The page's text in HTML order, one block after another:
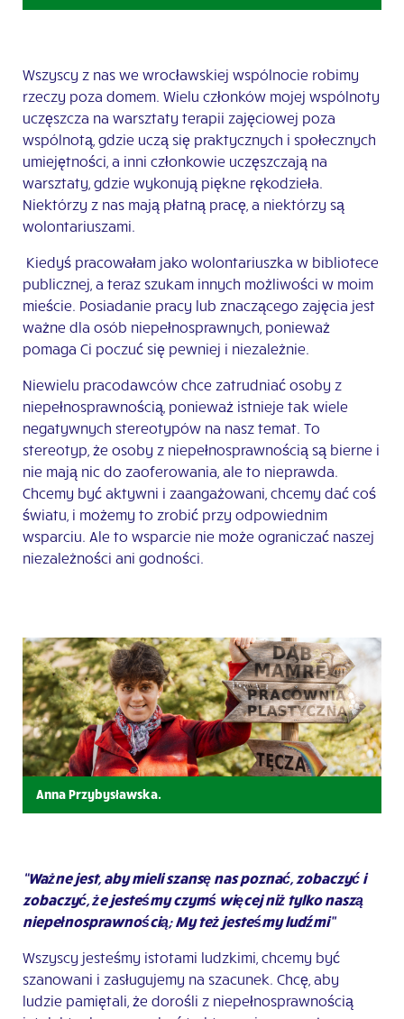
Wszyscy z nas we wrocławskiej wspólnocie robimy
rzeczy poza domem. Wielu członków mojej wspólnoty
uczęszcza na warsztaty terapii zajęciowej poza
wspólnotą, gdzie uczą się praktycznych i społecznych
umiejętności, a inni członkowie uczęszczają na
warsztaty, gdzie wykonują piękne rękodzieła.
Niektórzy z nas mają płatną pracę, a niektórzy są
wolontariuszami.
Kiedyś pracowałam jako wolontariuszka w bibliotece
publicznej, a teraz szukam innych możliwości w moim
mieście. Posiadanie pracy lub znaczącego zajęcia jest
ważne dla osób niepełnosprawnych, ponieważ
pomaga Ci poczuć się pewniej i niezależnie.
Niewielu pracodawców chce zatrudniać osoby z
niepełnosprawnością, ponieważ istnieje tak wiele
negatywnych stereotypów na nasz temat. To
stereotyp, że osoby z niepełnosprawnością są bierne i
nie mają nic do zaoferowania, ale to nieprawda.
Chcemy być aktywni i zaangażowani, chcemy dać coś
światu, i możemy to zrobić przy odpowiednim
wsparciu. Ale to wsparcie nie może ograniczać naszej
niezależności ani godności.
Anna Przybysławska.
“Ważne jest, aby mieli szansę nas poznać, zobaczyć i
zobaczyć, że jesteśmy czymś więcej niż tylko naszą
niepełnosprawnością; My też jesteśmy ludźmi”
Wszyscy jesteśmy istotami ludzkimi, chcemy być
szanowani i zasługujemy na szacunek. Chcę, aby
ludzie pamiętali, że dorośli z niepełnosprawnością